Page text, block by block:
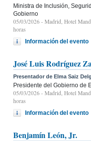
Ministra de Inclusión,
Gobierno
05/03/2026 - Madrid, Hotel
horas
Información del evento
José Luis Rodríguez
Presentador de Elma Saiz
Presidente del Gobierno de
05/03/2026 - Madrid, Hotel
horas
Información del evento
Benjamín León, Jr.